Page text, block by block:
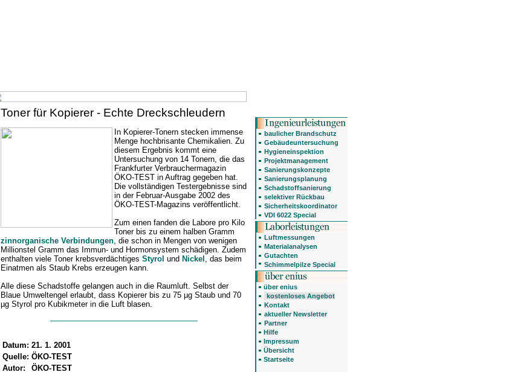
Toner für Kopierer - Echte Dreckschleudern
In Kopierer-Tonern stecken immense
Menge hochbrisante Chemikalien. Zu
diesem Ergebnis kommt eine
Untersuchung von 14 Tonern, die das
Frankfurter Verbrauchermagazin
ÖKO-TEST in Auftrag gegeben hat.
Die vollständigen Testergebnisse sind
in der Februar-Ausgabe 2002 des
ÖKO-TEST-Magazins veröffentlicht.
Zum einen fanden die Labore pro Kilo
Toner bis zu einem halben Gramm
zinnorganische Verbindungen, die schon in Mengen von wenigen
Millionstel Gramm das Immun- und Hormonsystem schädigen. Zudem
enthalten viele Toner krebsverdächtiges Styrol und Nickel , das beim
Einatmen als Staub Krebs erzeugen kann.
Alle diese Schadstoffe gelangen auch in die Raumluft. Selbst der
Blaue Umweltengel erlaubt, dass Kopierer bis zu 75 µg Staub und 70
µg Styrol pro Kubikmeter in die Luft blasen.
Datum: 21. 1. 2001
Quelle: ÖKO-TEST
Autor:
ÖKO-TEST
baulicher Brandschutz
Gebäudeuntersuchung
Hygieneinspektion
Projektmanagement
Sanierungskonzepte
Sanierungsplanung
Schadstoffsanierung
selektiver Rückbau
Sicherheitskoordinator
VDI 6022 Special
Luftmessungen
Materialanalysen
Gutachten
Schimmelpilze Special
über enius
kostenloses Angebot
Kontakt
aktueller Newsletter
Partner
Hilfe
Impressum
Übersicht
Startseite